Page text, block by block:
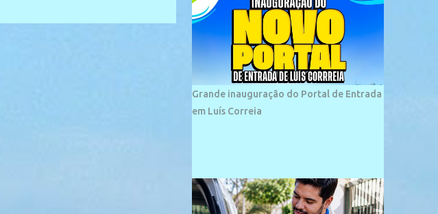
extensão, chegando a mais ou menos a 1,5
km de paisagens exuberantes. Possui ondas
suaves devido ao extensivo molhe de pedras
que não chegam a 2 metros de altura, não
apresentando dunas em seu espaço
geográfico. Não se sabe ao certo porque a
praia leva esse nome, e muitas das suas
vizinhos. O bairro onde se localiza a praia é
palco de amplos investimentos e projetos
Grande inauguração do Portal de Entrada
em Luís Correia